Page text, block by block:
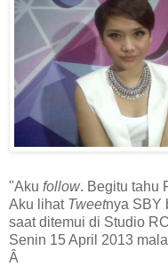
"Aku follow. Begitu tahu
Aku lihat Tweetnya SBY
saat ditemui di Studio
Senin 15 April 2013
Â